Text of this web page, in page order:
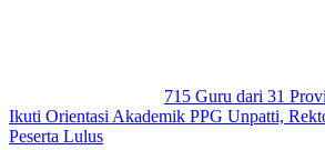
715 Guru dari 31
Ikuti Orientasi Akademik PPG Unpatti,
Peserta Lulus